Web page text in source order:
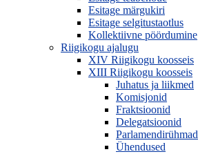
Esitage märgukiri
Esitage selgitustaotlus
Kollektiivne pöördumine
Riigikogu ajalugu
XIV Riigikogu koosseis
XIII Riigikogu koosseis
Juhatus ja liikmed
Komisjonid
Fraktsioonid
Delegatsioonid
Parlamendirühmad
Ühendused